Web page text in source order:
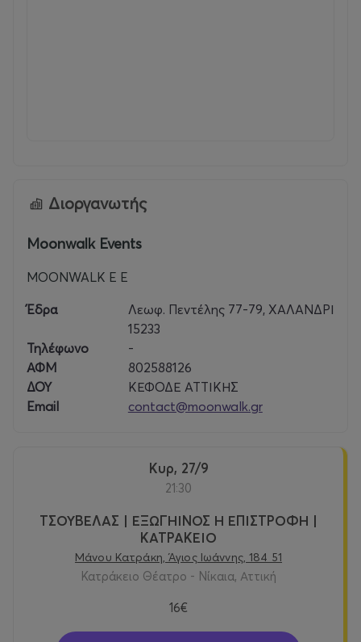
Διοργανωτής
Moonwalk Events
MOONWALK E E
Έδρα
Λεωφ. Πεντέλης 77-79, ΧΑΛΑΝΔΡΙ
15233
Τηλέφωνο
-
ΑΦΜ
802588126
ΔΟΥ
ΚΕΦΟΔΕ ΑΤΤΙΚΗΣ
Email
contact@moonwalk.gr
Κυρ, 27/9
21:30
ΤΣΟΥΒΕΛΑΣ | ΕΞΩΓΗΙΝΟΣ Η ΕΠΙΣΤΡΟΦΗ |
ΚΑΤΡΑΚΕΙΟ
Μάνου Κατράκη, Άγιος Ιωάννης, 184 51
Κατράκειο Θέατρο - Νίκαια, Αττική
16€